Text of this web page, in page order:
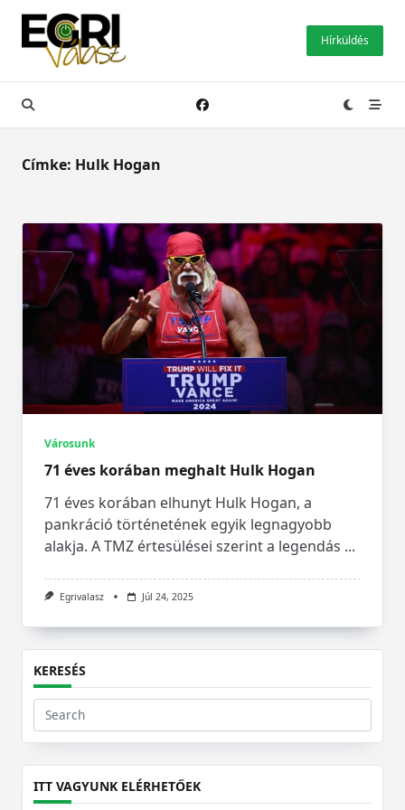
Skip
content
Hírküldés
Címke: Hulk Hogan
Városunk
71 éves korában meghalt Hulk Hogan
71 éves korában elhunyt Hulk Hogan, a
pankráció történetének egyik legnagyobb
alakja. A TMZ értesülései szerint a legendás ...
Egrivalasz Júl 24, 2025
KERESÉS
Search
for:
ITT VAGYUNK ELÉRHETŐEK